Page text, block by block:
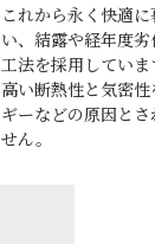
これから永く快適
い、結露や経年度
工法を採用していま
高い断熱性と気密
ギーなどの原因と
せん。